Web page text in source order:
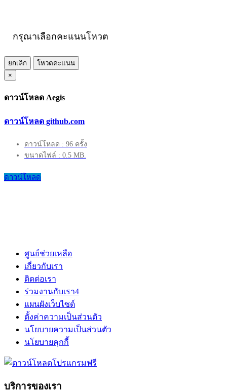
กรุณาเลือกคะแนนโหวต
ยกเลิก
โหวตคะแนน
×
ดาวน์โหลด Aegis
ดาวน์โหลด github.com
ดาวน์โหลด : 96 ครั้ง
ขนาดไฟล์ : 0.5 MB.
ดาวน์โหลด
ศูนย์ช่วยเหลือ
เกี่ยวกับเรา
ติดต่อเรา
ร่วมงานกับเรา4
แผนผังเว็บไซต์
ตั้งค่าความเป็นส่วนตัว
นโยบายความเป็นส่วนตัว
นโยบายคุกกี้
บริการของเรา